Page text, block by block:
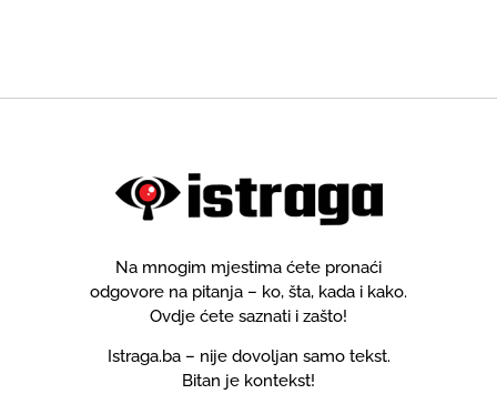
Na mnogim mjestima ćete pronaći
odgovore na pitanja – ko, šta, kada i kako.
Ovdje ćete saznati i zašto!
Istraga.ba – nije dovoljan samo tekst.
Bitan je kontekst!